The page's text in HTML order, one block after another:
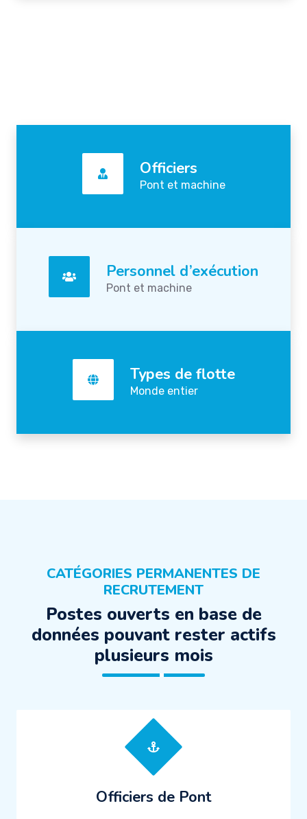
Officiers
Pont et machine
Personnel d’exécution
Pont et machine
Types de flotte
Monde entier
CATÉGORIES PERMANENTES DE
RECRUTEMENT
Postes ouverts en base de
données pouvant rester actifs
plusieurs mois
Officiers de Pont